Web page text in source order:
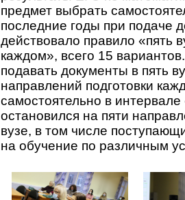
предмет выбрать
последние годы при подаче
действовало правило «пять
каждом», всего 15
подавать документы в пять
направлений подготовки
самостоятельно в
остановился на пяти
вузе, в том числе
на обучение по различным